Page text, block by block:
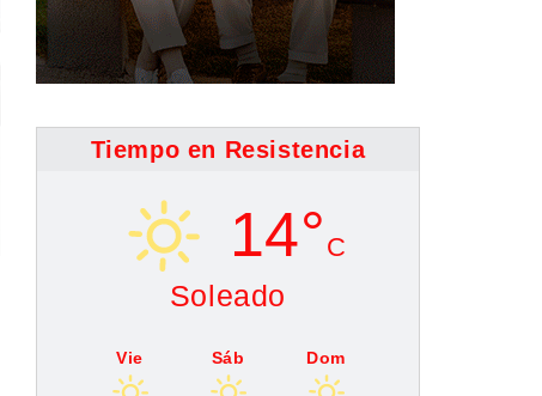
Tiempo en Resistencia
14° C
Soleado
Vie Sáb Dom